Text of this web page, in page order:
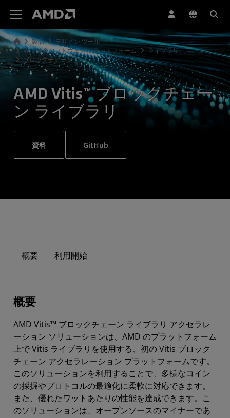
製品
デザイン ツール
Vitis 統合ソフトウェア プラットフォーム
ライブラリ
ブロックチェーン
AMD Vitis™ ブロックチェー
ン ライブラリ
資料 GitHub
概要 利用開始
概要
AMD Vitis™ ブロックチェーン ライブラリ アクセラレ
ーション ソリューションは、AMD のプラットフォーム
上で Vitis ライブラリを使用する、初の Vitis ブロック
チェーン アクセラレーション プラットフォームです。
このソリューションを利用することで、多様なコイン
の採掘やプロトコルの最適化に柔軟に対応できます。
また、優れたワットあたりの性能を達成できます。こ
のソリューションは、オープンソースのマイナーであ